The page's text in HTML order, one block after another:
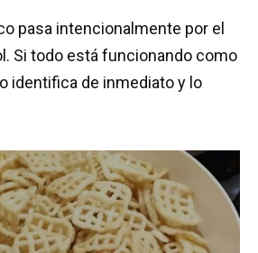
pasa intencionalmente por el
Si todo está funcionando como
identifica de inmediato y lo